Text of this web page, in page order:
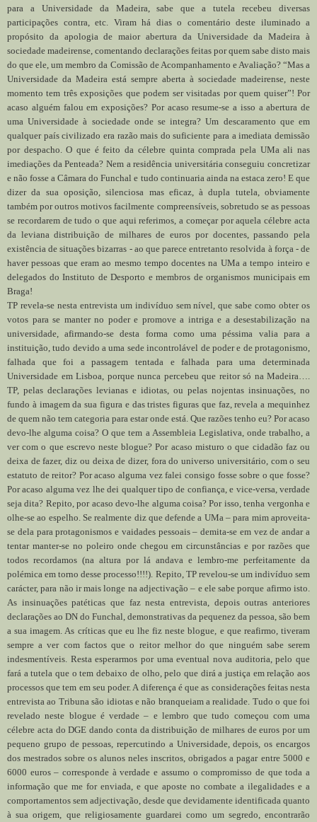
para a Universidade da Madeira, sabe que a tutela recebeu diversas
participações contra, etc. Viram há dias o comentário deste iluminado a
propósito da apologia de maior abertura da Universidade da Madeira à
sociedade madeirense, comentando declarações feitas por quem sabe disto mais
do que ele, um membro da Comissão de Acompanhamento e Avaliação? “Mas a
Universidade da Madeira está sempre aberta à sociedade madeirense, neste
momento tem três exposições que podem ser visitadas por quem quiser”! Por
acaso alguém falou em exposições? Por acaso resume-se a isso a abertura de
uma Universidade à sociedade onde se integra? Um descaramento que em
qualquer país civilizado era razão mais do suficiente para a imediata demissão
por despacho. O que é feito da célebre quinta comprada pela UMa ali nas
imediações da Penteada? Nem a residência universitária conseguiu concretizar
e não fosse a Câmara do Funchal e tudo continuaria ainda na estaca zero! E que
dizer da sua oposição, silenciosa mas eficaz, à dupla tutela, obviamente
também por outros motivos facilmente compreensíveis, sobretudo se as pessoas
se recordarem de tudo o que aqui referimos, a começar por aquela célebre acta
da leviana distribuição de milhares de euros por docentes, passando pela
existência de situações bizarras - ao que parece entretanto resolvida à força - de
haver pessoas que eram ao mesmo tempo docentes na UMa a tempo inteiro e
delegados do Instituto de Desporto e membros de organismos municipais em
Braga!
TP revela-se nesta entrevista um indivíduo sem nível, que sabe como obter os
votos para se manter no poder e promove a intriga e a desestabilização na
universidade, afirmando-se desta forma como uma péssima valia para a
instituição, tudo devido a uma sede incontrolável de poder e de protagonismo,
falhada que foi a passagem tentada e falhada para uma determinada
Universidade em Lisboa, porque nunca percebeu que reitor só na Madeira….
TP, pelas declarações levianas e idiotas, ou pelas nojentas insinuações, no
fundo à imagem da sua figura e das tristes figuras que faz, revela a mequinhez
de quem não tem categoria para estar onde está. Que razões tenho eu? Por acaso
devo-lhe alguma coisa? O que tem a Assembleia Legislativa, onde trabalho, a
ver com o que escrevo neste blogue? Por acaso misturo o que cidadão faz ou
deixa de fazer, diz ou deixa de dizer, fora do universo universitário, com o seu
estatuto de reitor? Por acaso alguma vez falei consigo fosse sobre o que fosse?
Por acaso alguma vez lhe dei qualquer tipo de confiança, e vice-versa, verdade
seja dita? Repito, por acaso devo-lhe alguma coisa? Por isso, tenha vergonha e
olhe-se ao espelho. Se realmente diz que defende a UMa – para mim aproveita-
se dela para protagonismos e vaidades pessoais – demita-se em vez de andar a
tentar manter-se no poleiro onde chegou em circunstâncias e por razões que
todos recordamos (na altura por lá andava e lembro-me perfeitamente da
polémica em torno desse processo!!!!). Repito, TP revelou-se um indivíduo sem
carácter, para não ir mais longe na adjectivação – e ele sabe porque afirmo isto.
As insinuações patéticas que faz nesta entrevista, depois outras anteriores
declarações ao DN do Funchal, demonstrativas da pequenez da pessoa, são bem
a sua imagem. As críticas que eu lhe fiz neste blogue, e que reafirmo, tiveram
sempre a ver com factos que o reitor melhor do que ninguém sabe serem
indesmentíveis. Resta esperarmos por uma eventual nova auditoria, pelo que
fará a tutela que o tem debaixo de olho, pelo que dirá a justiça em relação aos
processos que tem em seu poder. A diferença é que as considerações feitas nesta
entrevista ao Tribuna são idiotas e não branqueiam a realidade. Tudo o que foi
revelado neste blogue é verdade – e lembro que tudo começou com uma
célebre acta do DGE dando conta da distribuição de milhares de euros por um
pequeno grupo de pessoas, repercutindo a Universidade, depois, os encargos
dos mestrados sobre os alunos neles inscritos, obrigados a pagar entre 5000 e
6000 euros – corresponde à verdade e assumo o compromisso de que toda a
informação que me for enviada, e que aposte no combate a ilegalidades e a
comportamentos sem adjectivação, desde que devidamente identificada quanto
à sua origem, que religiosamente guardarei como um segredo, encontrarão